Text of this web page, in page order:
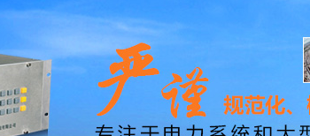
态
识